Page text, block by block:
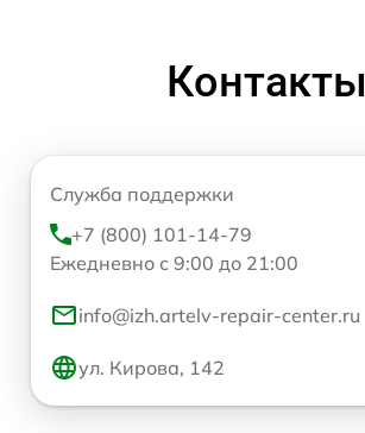
Контакты
Служба поддержки
+7 (800) 101-14-79
Ежедневно с 9:00 до 21:00
info@izh.artelv-repair-center.ru
ул. Кирова, 142